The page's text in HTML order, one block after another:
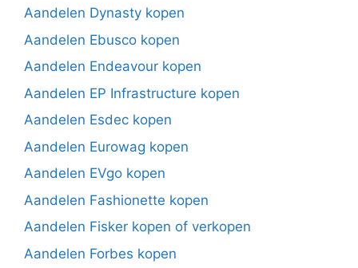
Aandelen Dynasty kopen
Aandelen Ebusco kopen
Aandelen Endeavour kopen
Aandelen EP Infrastructure kopen
Aandelen Esdec kopen
Aandelen Eurowag kopen
Aandelen EVgo kopen
Aandelen Fashionette kopen
Aandelen Fisker kopen of verkopen
Aandelen Forbes kopen